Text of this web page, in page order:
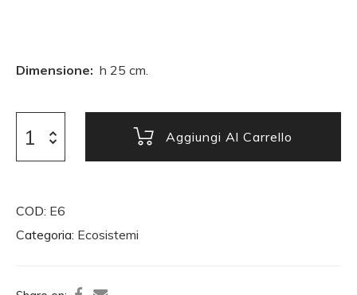
Dimensione: h 25 cm.
Aggiungi Al Carrello
COD: E6
Categoria: Ecosistemi